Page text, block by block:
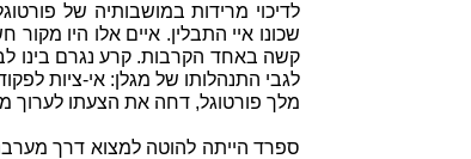
לדיכוי מרידות במושבותיה של
קשה באחד הקרבות. קרע נגרם בינו
מלך פורטוגל, דחה את הצעתו לערוך
ספרד הייתה להוטה למצוא דרך